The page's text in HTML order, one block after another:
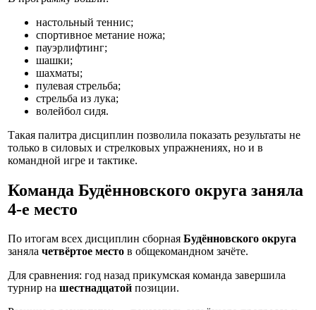
настольный теннис;
спортивное метание ножа;
пауэрлифтинг;
шашки;
шахматы;
пулевая стрельба;
стрельба из лука;
волейбол сидя.
Такая палитра дисциплин позволила показать результаты не
только в силовых и стрелковых упражнениях, но и в
командной игре и тактике.
Команда Будённовского округа заняла
4-е место
По итогам всех дисциплин сборная Будённовского округа
заняла четвёртое место в общекомандном зачёте.
Для сравнения: год назад прикумская команда завершила
турнир на шестнадцатой позиции.